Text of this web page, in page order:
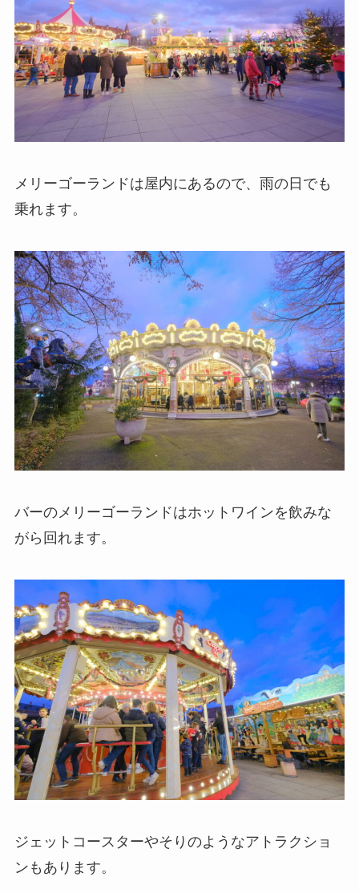
メリーゴーランドは屋内にあるので、雨の日でも
乗れます。
バーのメリーゴーランドはホットワインを飲みな
がら回れます。
ジェットコースターやそりのようなアトラクショ
ンもあります。